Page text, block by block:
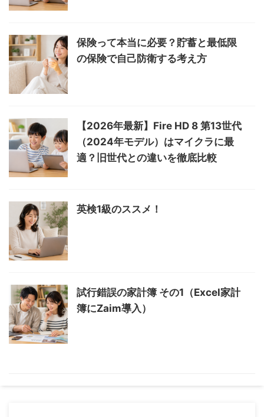
保険って本当に必要？貯蓄と最低限
の保険で自己防衛する考え方
【2026年最新】Fire HD 8 第13世代
（2024年モデル）はマイクラに最
適？旧世代との違いを徹底比較
英検1級のススメ！
試行錯誤の家計簿 その1（Excel家計
簿にZaim導入）